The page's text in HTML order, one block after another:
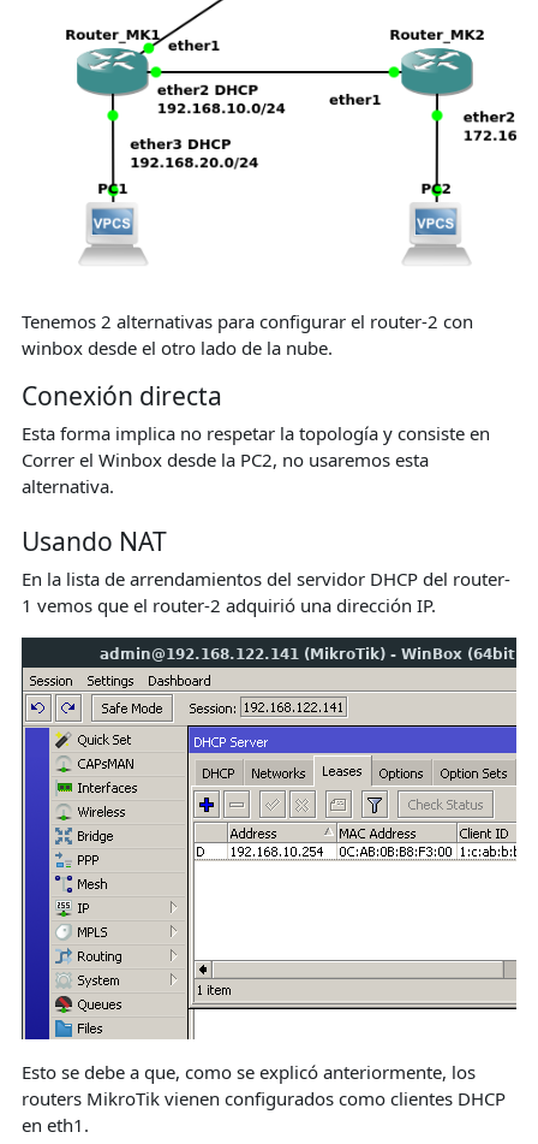
Tenemos 2 alternativas para configurar el router-2 con
winbox desde el otro lado de la nube.
Conexión directa
Esta forma implica no respetar la topología y consiste en
Correr el Winbox desde la PC2, no usaremos esta
alternativa.
Usando NAT
En la lista de arrendamientos del servidor DHCP del router-
1 vemos que el router-2 adquirió una dirección IP.
Esto se debe a que, como se explicó anteriormente, los
routers MikroTik vienen configurados como clientes DHCP
en eth1.